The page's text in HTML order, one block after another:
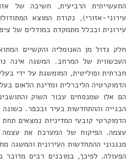
התעשייתית הרביעית, חשיבה של
עירוני-אזורי), נקודת המוצא
עירונית ובכלל מתמקדת במודלים של
חלק גדול מן האנומליה והקשיים
העכשווית של המרחב. המשגה אינה
חברתית ופוליטית, המומשגת על ידי
הדמוקרטיה הליברלית ומדינת הלאום
הם אלו שמנסחים עבור השוק
הבנייה וההתחדשות בעיר ובכפר.
הדמוקרטי קובעי המדיניות נמצאים
עצמה. הפיקוח של המערכת את עצמה
מנגנוני ההתחדשות העירונית והמשגה
הפעולה. לפיכך, במובנים רבים מדובר